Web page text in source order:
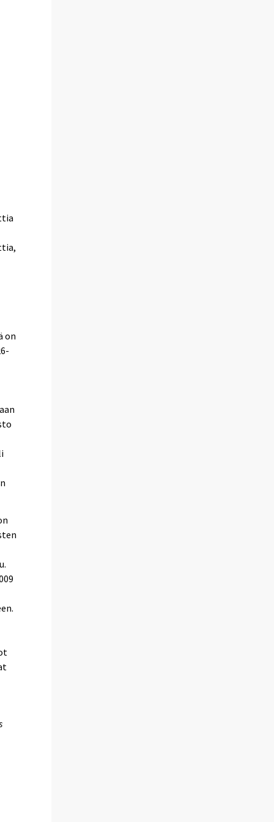
on